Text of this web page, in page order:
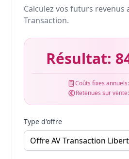
Calculez vos futurs revenus
Transaction.
Résultat:
Coûts fixes annuels:
Retenues sur vente:
Type d'offre